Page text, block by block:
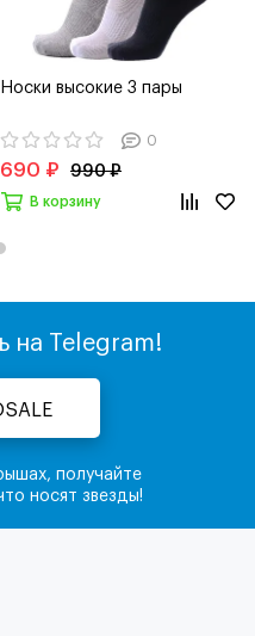
Носки высокие 3 пары
0
690 ₽ 990 ₽
В корзину
на Telegram!
получайте
носят звезды!